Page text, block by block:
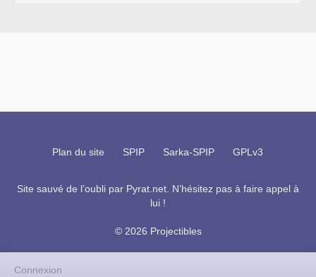
Plan du site SPIP Sarka-SPIP GPLv3
Site sauvé de l’oubli par Pyrat.net. N’hésitez pas à faire appel à
lui !
© 2026 Projectibles
Connexion